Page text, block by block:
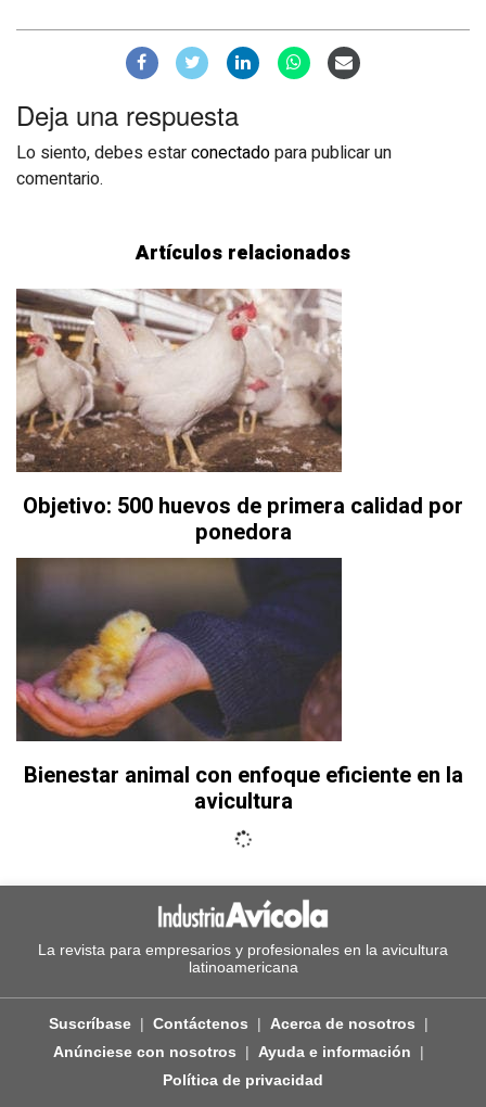
Deja una respuesta
Lo siento, debes estarconectadopara publicar un
comentario.
Artículos relacionados
Objetivo: 500 huevos de primera calidad por
ponedora
Bienestar animal con enfoque eficiente en la
avicultura
La revista para empresarios y profesionales en la avicultura
latinoamericana
Suscríbase Contáctenos
Acerca de nosotros
Anúnciese con nosotros
Ayuda e información
Política de privacidad